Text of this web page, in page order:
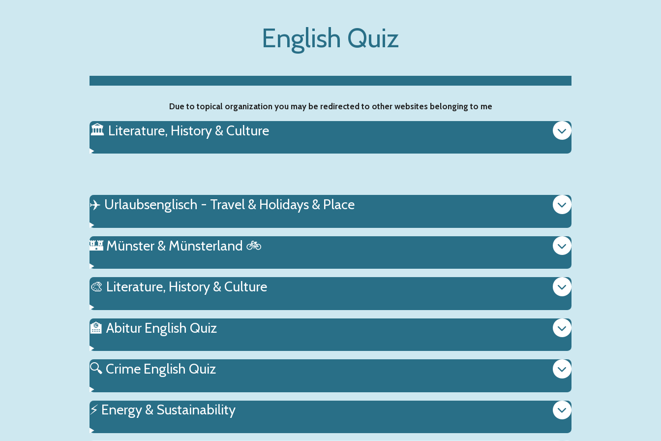
English Quiz
Due to topical organization you may be redirected to other websites belonging to me
🏛️ Literature, History & Culture
✈️ Urlaubsenglisch - Travel & Holidays & Place
🏰 Münster & Münsterland 🚲
🎨 Literature, History & Culture
🏫 Abitur English Quiz
🔍 Crime English Quiz
⚡ Energy & Sustainability